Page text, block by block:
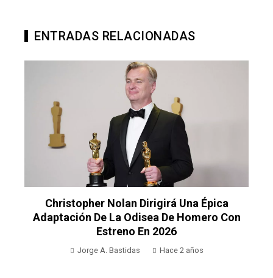
ENTRADAS RELACIONADAS
Christopher Nolan Dirigirá Una Épica
Adaptación De La Odisea De Homero Con
Estreno En 2026
Jorge A. Bastidas Hace 2 años